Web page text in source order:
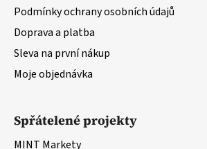
Podmínky ochrany osobních údajů
Doprava a platba
Sleva na první nákup
Moje objednávka
Spřátelené projekty
MINT Markety